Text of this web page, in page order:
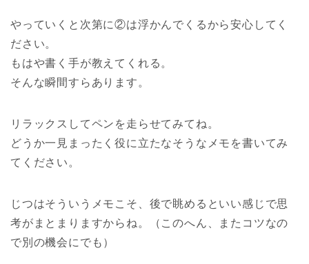
やっていくと次第に②は浮かんでくるから安心してく
ださい。
もはや書く手が教えてくれる。
そんな瞬間すらあります。
リラックスしてペンを走らせてみてね。
どうか一見まったく役に立たなそうなメモを書いてみ
てください。
じつはそういうメモこそ、後で眺めるといい感じで思
考がまとまりますからね。（このへん、またコツなの
で別の機会にでも）